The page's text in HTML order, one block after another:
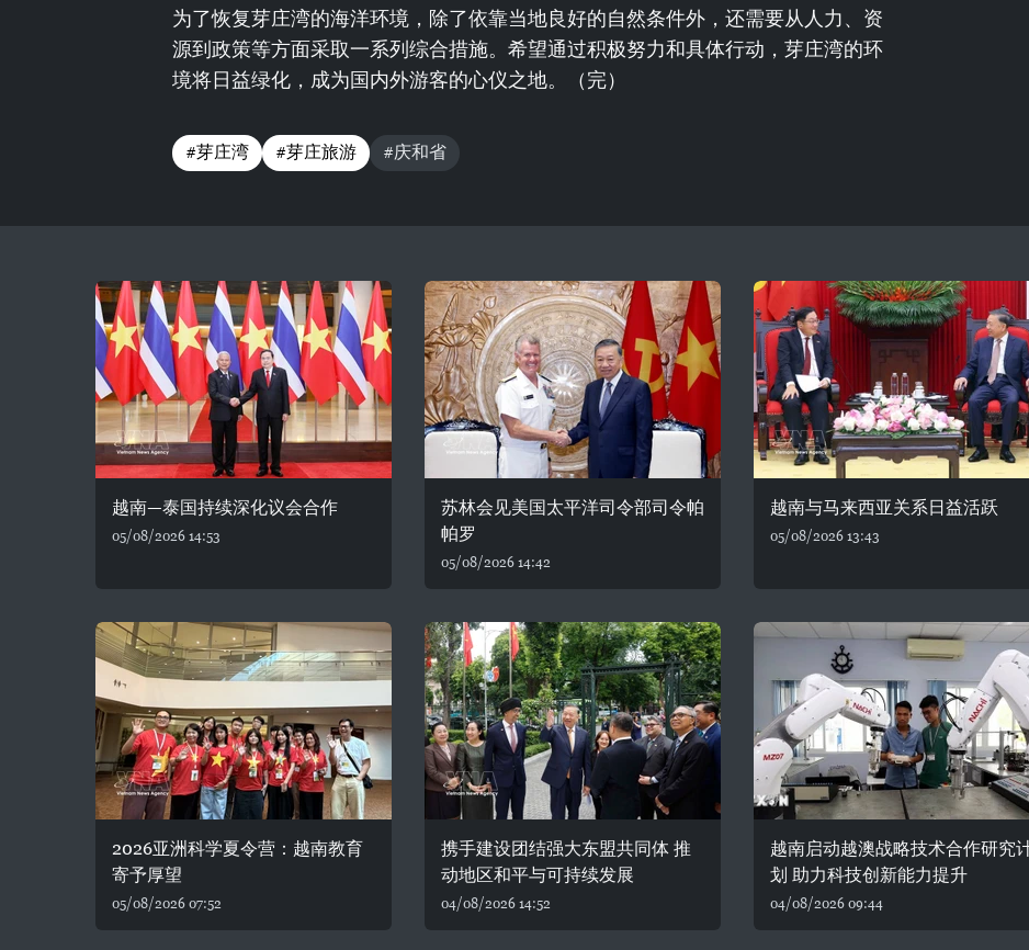
为了恢复芽庄湾的海洋环境，除了依靠当地良好的自然条件外，还需要从人力、资
源到政策等方面采取一系列综合措施。希望通过积极努力和具体行动，芽庄湾的环
境将日益绿化，成为国内外游客的心仪之地。（完）
#芽庄湾 #芽庄旅游 #庆和省
越南—泰国持续深化议会合作
05/08/2026 14:53
苏林会见美国太平洋司令部司令帕
帕罗
05/08/2026 14:42
越南与马来西亚关系日益活跃
05/08/2026 13:43
2026亚洲科学夏令营：越南教育
寄予厚望
05/08/2026 07:52
携手建设团结强大东盟共同体 推
动地区和平与可持续发展
04/08/2026 14:52
越南启动越澳战略技术合作研究
划 助力科技创新能力提升
04/08/2026 09:44